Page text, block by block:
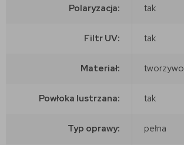
Polaryzacja: tak
Filtr UV: tak
Materiał: tworzywo
Powłoka lustrzana: tak
Typ oprawy: pełna